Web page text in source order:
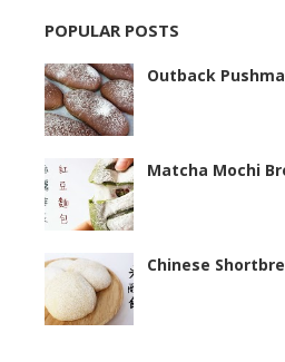
POPULAR POSTS
Outback
Matcha Mochi
Chinese